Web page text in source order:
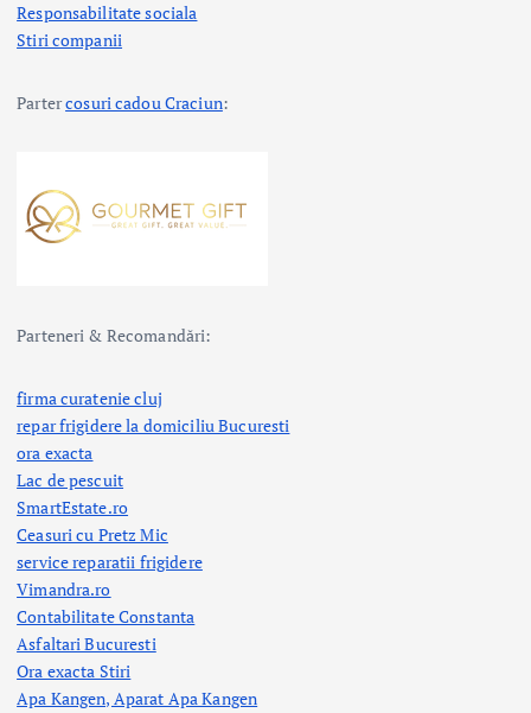
Responsabilitate sociala
Stiri companii
Partercosuri cadou Craciun:
Parteneri & Recomandări:
firma curatenie cluj
repar frigidere la domiciliu Bucuresti
ora exacta
Lac de pescuit
SmartEstate.ro
Ceasuri cu Pretz Mic
service reparatii frigidere
Vimandra.ro
Contabilitate Constanta
Asfaltari Bucuresti
Ora exacta Stiri
Apa Kangen, Aparat Apa Kangen